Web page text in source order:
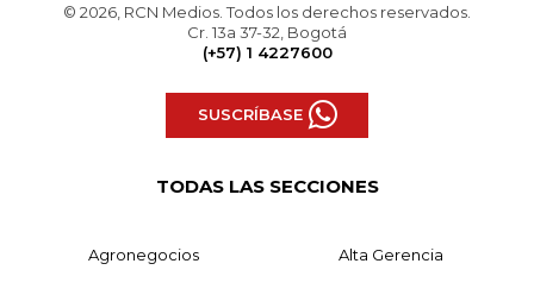
© 2026, RCN Medios. Todos los derechos reservados.
Cr. 13a 37-32, Bogotá
(+57) 1 4227600
SUSCRÍBASE
TODAS LAS SECCIONES
Agronegocios Alta Gerencia